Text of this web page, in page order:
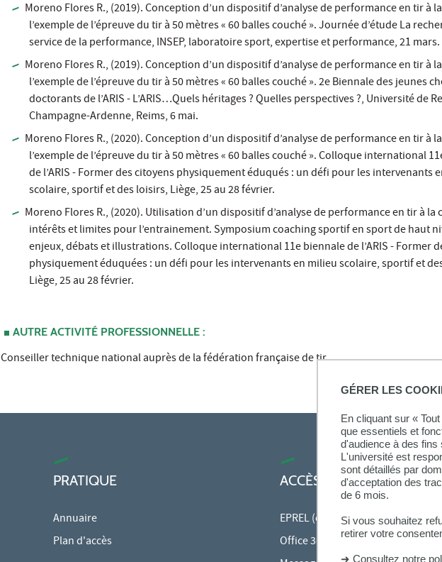
GÉRER LES
En cliquant sur «
que essentiels et
d'audience à des fins
L'université est
sont détaillés par
d'acceptation des
de 6 mois.
Si vous souhaitez
retirer votre
➜ Consultez notre
Moreno Flores R., (2019). Conception d’un dispositif d’analyse de performance en tir à
l’exemple de l’épreuve du tir à 50 mètres « 60 balles couché ». Journée d’étude La
service de la performance, INSEP, laboratoire sport, expertise et performance, 21 mars.
Moreno Flores R., (2019). Conception d’un dispositif d’analyse de performance en tir à
l’exemple de l’épreuve du tir à 50 mètres « 60 balles couché ». 2e Biennale des jeunes
doctorants de l’ARIS - L’ARIS…Quels héritages ? Quelles perspectives ?, Université de
Champagne-Ardenne, Reims, 6 mai.
Moreno Flores R., (2020). Conception d’un dispositif d’analyse de performance en tir à
l’exemple de l’épreuve du tir à 50 mètres « 60 balles couché ». Colloque international
de l’ARIS - Former des citoyens physiquement éduqués : un défi pour les intervenants
scolaire, sportif et des loisirs, Liège, 25 au 28 février.
Moreno Flores R., (2020). Utilisation d’un dispositif d’analyse de performance en tir à la
intérêts et limites pour l’entrainement. Symposium coaching sportif en sport de haut
enjeux, débats et illustrations. Colloque international 11e biennale de l’ARIS - Former
physiquement éduquées : un défi pour les intervenants en milieu scolaire, sportif et
Liège, 25 au 28 février.
AUTRE ACTIVITÉ PROFESSIONNELLE :
Conseiller technique national auprès de la fédération française de tir
PRATIQUE
Annuaire
Plan d'accès
ACCÈS RAPIDES
EPREL (cours en ligne)
Office 365